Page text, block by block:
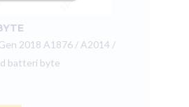
2018 A1876 / A2014 /
batteri byte